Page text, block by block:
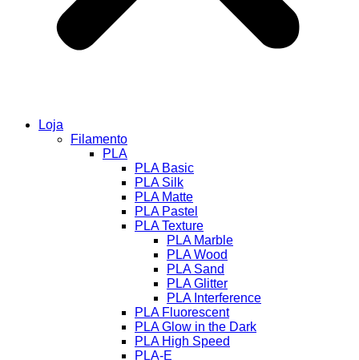
Loja
Filamento
PLA
PLA Basic
PLA Silk
PLA Matte
PLA Pastel
PLA Texture
PLA Marble
PLA Wood
PLA Sand
PLA Glitter
PLA Interference
PLA Fluorescent
PLA Glow in the Dark
PLA High Speed
PLA-E